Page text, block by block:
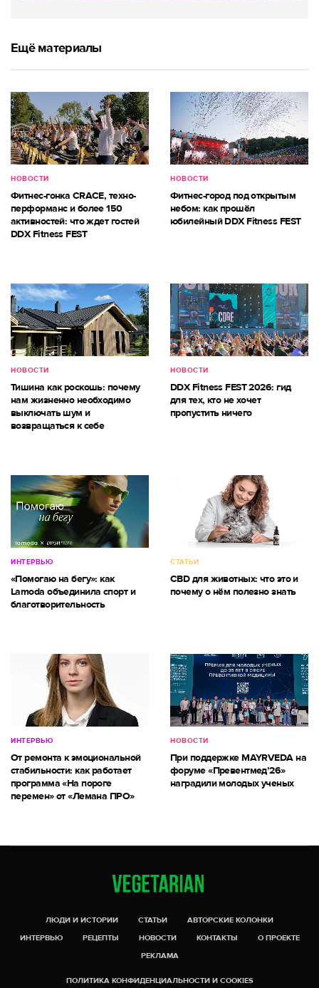
Ещё материалы
НОВОСТИ
Фитнес-гонка CRACE, техно-
перформанс и более 150
активностей: что ждет гостей
DDX Fitness FEST
НОВОСТИ
Фитнес-город под открытым
небом: как прошёл
юбилейный DDX Fitness FEST
НОВОСТИ
Тишина как роскошь: почему
нам жизненно необходимо
выключать шум и
возвращаться к себе
НОВОСТИ
DDX Fitness FEST 2026: гид
для тех, кто не хочет
пропустить ничего
ИНТЕРВЬЮ
«Помогаю на бегу»: как
Lamoda объединила спорт и
благотворительность
СТАТЬИ
CBD для животных: что это и
почему о нём полезно знать
ИНТЕРВЬЮ
От ремонта к эмоциональной
стабильности: как работает
программа «На пороге
перемен» от «Лемана ПРО»
НОВОСТИ
При поддержке MAYRVEDA на
форуме «Превентмед’26»
наградили молодых ученых
ЛЮДИ И ИСТОРИИ СТАТЬИ
АВТОРСКИЕ КОЛОНКИ
ИНТЕРВЬЮ
РЕЦЕПТЫ НОВОСТИ КОНТАКТЫ
О ПРОЕКТЕ
РЕКЛАМА
ПОЛИТИКА КОНФИДЕНЦИАЛЬНОСТИ И COOKIES